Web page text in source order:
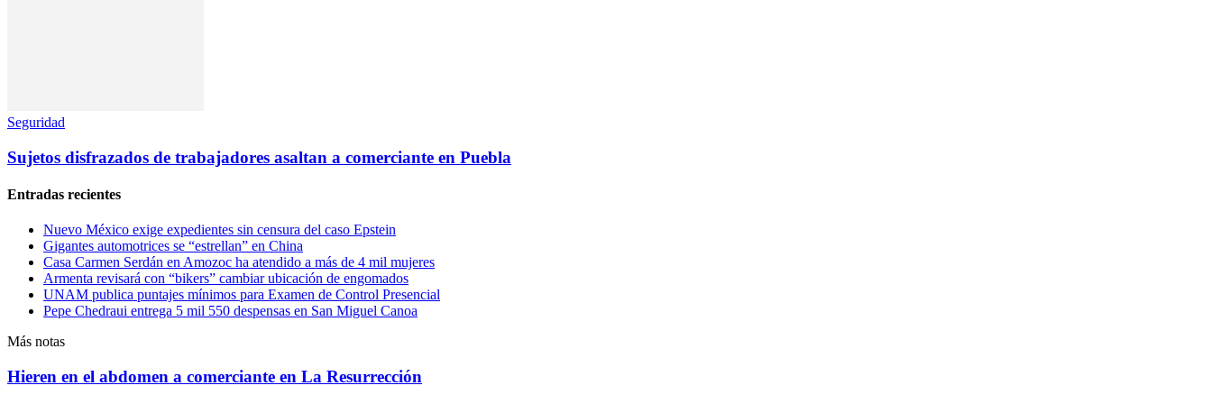
Seguridad
Sujetos disfrazados de trabajadores asaltan a comerciante en Puebla
Entradas recientes
Nuevo México exige expedientes sin censura del caso Epstein
Gigantes automotrices se “estrellan” en China
Casa Carmen Serdán en Amozoc ha atendido a más de 4 mil mujeres
Armenta revisará con “bikers” cambiar ubicación de engomados
UNAM publica puntajes mínimos para Examen de Control Presencial
Pepe Chedraui entrega 5 mil 550 despensas en San Miguel Canoa
Más notas
Hieren en el abdomen a comerciante en La Resurrección